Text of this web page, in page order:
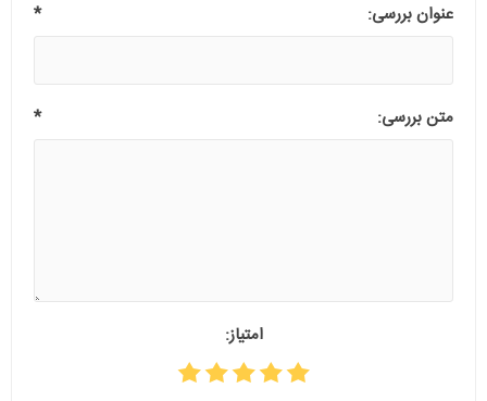
عنوان بررسی: *
متن بررسی: *
امتیاز: